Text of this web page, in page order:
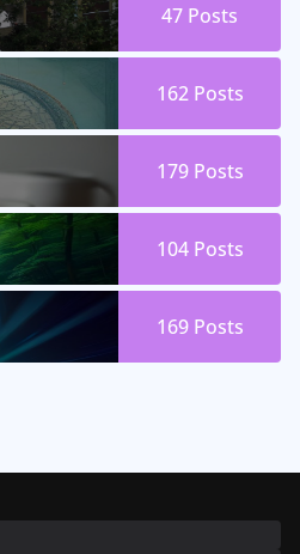
47 Posts
162 Posts
179 Posts
104 Posts
169 Posts